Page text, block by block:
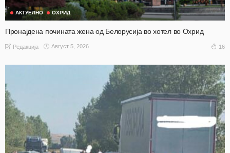
АКТУЕЛНО ОХРИД
Пронајдена почината жена од Белорусија во хотел во Охрид
Редакција Август 5, 2026 16